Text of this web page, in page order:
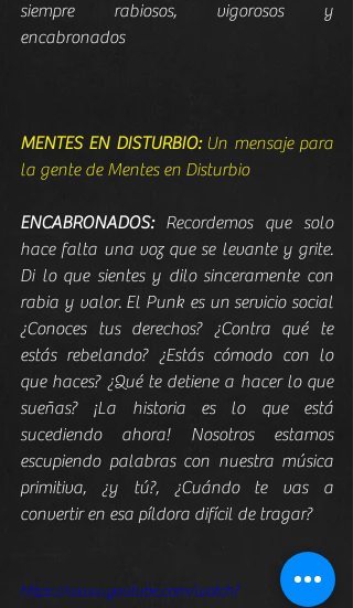
siempre rabiosos, vigorosos y
encabronados
MENTES EN DISTURBIO: Un mensaje para
la gente de Mentes en Disturbio
ENCABRONADOS: Recordemos que solo
hace falta una voz que se levante y grite.
Di lo que sientes y dilo sinceramente con
rabia y valor. El Punk es un servicio social
¿Conoces tus derechos? ¿Contra qué te
estás rebelando? ¿Estás cómodo con lo
que haces? ¿Qué te detiene a hacer lo que
sueñas? ¡La historia es lo que está
sucediendo ahora! Nosotros estamos
escupiendo palabras con nuestra música
primitiva, ¿y tú?, ¿Cuándo te vas a
convertir en esa píldora difícil de tragar?
https://www.youtube.com/watch?